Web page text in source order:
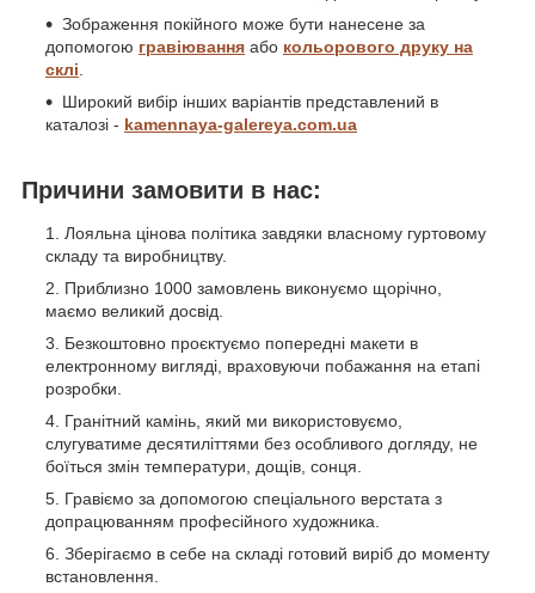
Зображення покійного може бути нанесене за
допомогою гравіювання або кольорового друку на
склі.
Широкий вибір інших варіантів представлений в
каталозі - kamennaya-galereya.com.ua
Причини замовити в нас:
Лояльна цінова політика завдяки власному гуртовому
складу та виробництву.
Приблизно 1000 замовлень виконуємо щорічно,
маємо великий досвід.
Безкоштовно проєктуємо попередні макети в
електронному вигляді, враховуючи побажання на етапі
розробки.
Гранітний камінь, який ми використовуємо,
слугуватиме десятиліттями без особливого догляду, не
боїться змін температури, дощів, сонця.
Гравіємо за допомогою спеціального верстата з
допрацюванням професійного художника.
Зберігаємо в себе на складі готовий виріб до моменту
встановлення.